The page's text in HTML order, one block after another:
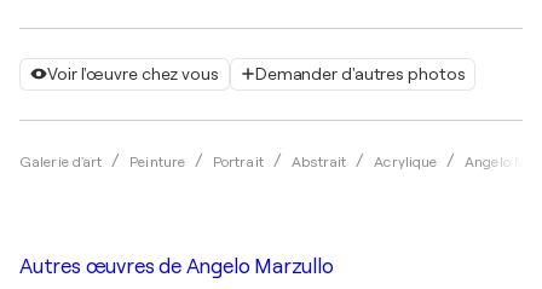
Voir l'œuvre chez vous Demander d'autres photos
Galerie d'art Peinture Portrait Abstrait Acrylique Angelo
Autres œuvres de Angelo Marzullo